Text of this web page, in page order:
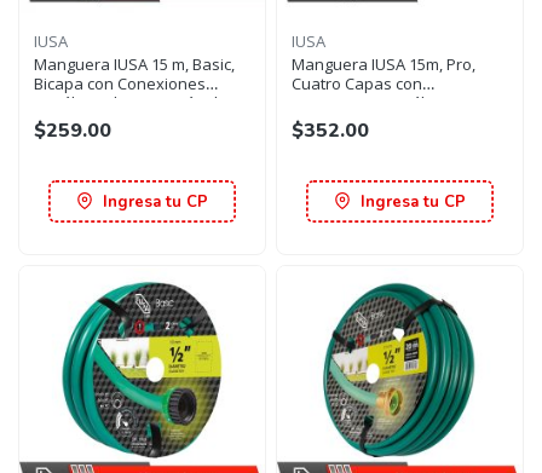
IUSA
Manguera IUSA 15 m, Basic,
Bicapa con Conexiones
metálicas de Cierre rápido
$259.00
Ingresa tu CP
IUSA
Manguera IUSA 15m, Pro,
Cuatro Capas con
Conexiones metálicas
$352.00
Ingresa tu CP